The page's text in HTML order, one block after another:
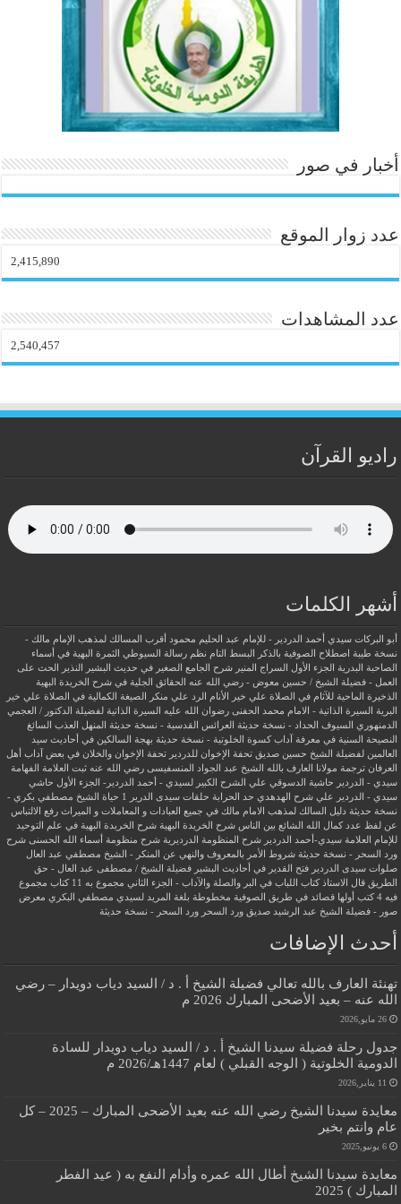
m
أخبار في صور
عدد زوار الموقع
2,415,890
عدد المشاهدات
2,540,457
راديو القرآن
أشهر الكلمات
أبو البركات سيدي أحمد الدردير - للإمام عبد الحليم محمود
أقرب المسالك لمذهب الإمام مالك -
نسخة طيبة اصطلاح الصوفية بالذكر البسط التام نظم رسالة السيوطي
الثمرة البهية في أسماء
الصاحبة البدرية
الجزء الأول السراج المنير شرح الجامع الصغير في حديث البشير النذير
الحث على
العمل - فضيلة الشيخ / حسين معوض - رضي الله عنه
الحقائق الجلية في شرح الخريدة البهية
الذخيرة الماحية للآثام في الصلاة علي خير الأنام
الرد علي منكر الصيغة الكمالية في الصلاة علي خير
البرية
السيرة الذاتية - الامام محمد الحفنى رضوان الله عليه
السيرة الذاتية لفضيلة الدكتور / العجمي
الدمنهوري
السيوف الحداد - نسخة حديثة العرائس القدسية - نسخة حديثة
المنهل العذب السائغ
النصيحة السنية في معرفة آداب كسوة الخلوتية - نسخة حديثة بهجة السالكين في أحاديث سيد
العالمين لفضيلة الشيخ حسين صديق
تحفة الإخوان للدردير تحفة الإخوان والخلان في بعض آداب أهل
العرفان ترجمة مولانا العارف بالله الشيخ عبد الجواد المنسفيسى رضي الله عنه ثبت العلامة الفهامة
سيدي - الدردير
حاشية الدسوقي علي الشرح الكبير لسيدي - أحمد الدردير- الجزء الأول حاشي
سيدي - الدردير علي شرح الهدهدي حد الحرابة حلقات سيدى الدرير 1
حياة الشيخ مصطفي بكري -
نسخة حديثة دليل السالك لمذهب الامام مالك في جميع العبادات و المعاملات و الميراث رفع الالتباس
عن لفظ عدد كمال الله الشائع بين الناس شرح الخريدة البهية شرح الخريدة البهية في علم التوحيد
للإمام العلامة سيدي-أحمد الدردير شرح المنظومة الدرديرية شرح منظومة أسماء الله الحسنى شرح
ورد السحر - نسخة حديثة شروط الأمر بالمعروف والنهي عن المنكر - الشيخ مصطفي عبد العال
صلوات سيدى الدردير فتح القدير في أحاديث البشير فضيلة الشيخ / مصطفى عبد العال - حق
الطريق
قال الاستاذ كتاب اللباب في البر والصلة والآداب - الجزء الثاني مجموع به 11 كتاب
مجموع
فيه 4 كتب أولها قصائد في طريق الصوفية
مخطوطة بلغة المريد لسيدي مصطفي البكري معرض
صور - فضيلة الشيخ عبد الرشيد صديق
ورد السحر ورد السحر - نسخة حديثة
أحدث الإضافات
تهنئة العارف بالله تعالي فضيلة الشيخ أ . د / السيد دياب دويدار – رضي
الله عنه – بعيد الأضحى المبارك 2026 م
26 مايو,2026
جدول رحلة فضيلة سيدنا الشيخ أ . د / السيد دياب دويدار للسادة
الدومية الخلوتية ( الوجه القبلي ) لعام 1447هـ/2026 م
11 يناير,2026
معايدة سيدنا الشيخ رضي الله عنه بعيد الأضحى المبارك – 2025 – كل
عام وانتم بخير
6 يونيو,2025
معايدة سيدنا الشيخ أطال الله عمره وأدام النفع به ( عيد الفطر
المبارك ) 2025